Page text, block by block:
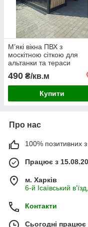
М’які вікна ПВХ з
москітною сіткою для
альтанки та тераси
490 ₴/кв.м
Купити
Про нас
100% позитивних з
Працює з
м. Харків
6-й Ісаївський
Контакти
Сьогодні працює